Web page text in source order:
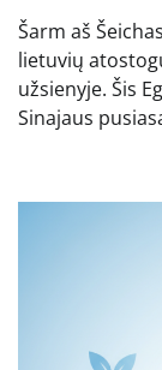
Šarm aš
lietuvių
užsienyje. Šis
Sinajaus